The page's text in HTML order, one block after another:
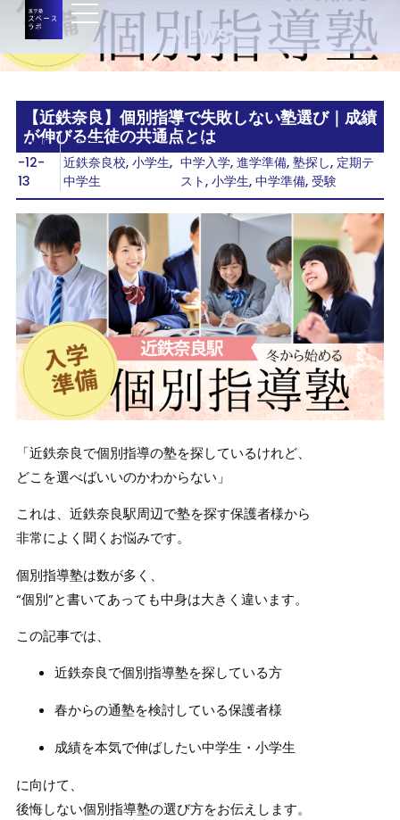
NEWS
【近鉄奈良】個別指導で失敗しない塾選び｜成績
が伸びる生徒の共通点とは
2025
-12-
13
カテゴリー：
近鉄奈良校, 小学生,
中学生
タグ：
中学入学, 進学準備, 塾探し, 定期テ
スト, 小学生, 中学準備, 受験
「近鉄奈良で個別指導の塾を探しているけれど、
どこを選べばいいのかわからない」
これは、近鉄奈良駅周辺で塾を探す保護者様から
非常によく聞くお悩みです。
個別指導塾は数が多く、
“個別”と書いてあっても中身は大きく違います。
この記事では、
近鉄奈良で個別指導塾を探している方
春からの通塾を検討している保護者様
成績を本気で伸ばしたい中学生・小学生
に向けて、
後悔しない個別指導塾の選び方をお伝えします。